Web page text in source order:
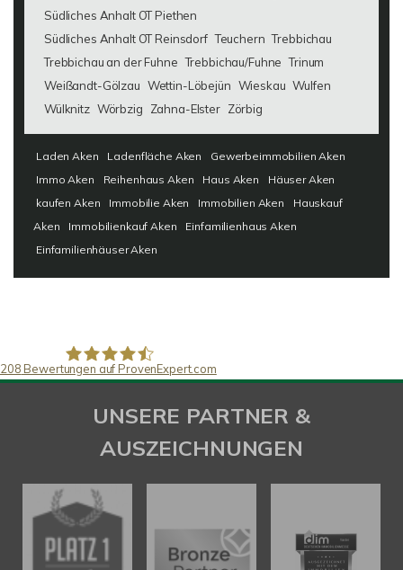
Südliches Anhalt OT Piethen
Südliches Anhalt OT Reinsdorf Teuchern Trebbichau
Trebbichau an der Fuhne Trebbichau/Fuhne Trinum
Weißandt-Gölzau Wettin-Löbejün Wieskau Wulfen
Wülknitz Wörbzig Zahna-Elster Zörbig
Laden Aken Ladenfläche Aken
Gewerbeimmobilien Aken
Immo Aken
Reihenhaus Aken Haus Aken
Häuser Aken
kaufen Aken
Immobilie Aken Immobilien Aken
Hauskauf
Aken
Immobilienkauf Aken
Einfamilienhaus Aken
Einfamilienhäuser Aken
SAW Immobilien
208 Bewertungen auf ProvenExpert.com
UNSERE PARTNER &
AUSZEICHNUNGEN